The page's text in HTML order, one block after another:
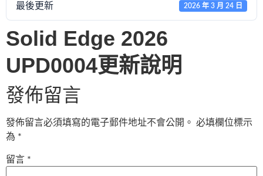
最後更新 2026 年 3 月 24 日
Solid Edge 2026
UPD0004更新說明
發佈留言
發佈留言必須填寫的電子郵件地址不會公開。 必填欄位標示
為 *
留言 *